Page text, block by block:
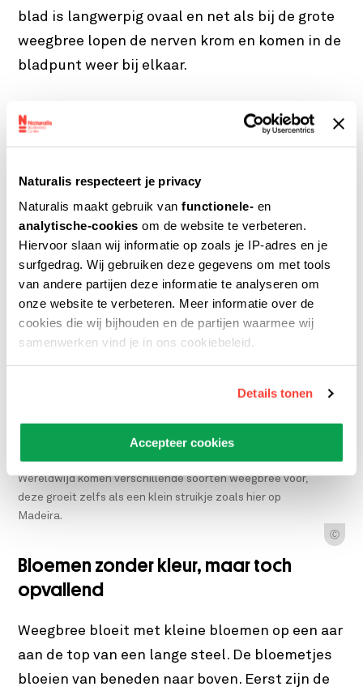
Naturalis respecteert je privacy
Naturalis maakt gebruik van functionele- en
analytische-cookies om de website te verbeteren.
Hiervoor slaan wij informatie op zoals je IP-adres en je
surfgedrag. Wij gebruiken deze gegevens om met tools
van andere partijen deze informatie te analyseren om
onze website te verbeteren. Meer informatie over de
cookies die wij bijhouden en de partijen waarmee wij
samenwerken vind je in ons cookiebeleid.
Details tonen
Accepteer cookies
blad is langwerpig ovaal en net als bij de grote
weegbree lopen de nerven krom en komen in de
bladpunt weer bij elkaar.
Getande, ruige, zand-, zee- en hertshoornweegbree.
Wereldwijd komen verschillende soorten weegbree voor,
deze groeit zelfs als een klein struikje zoals hier op
Madeira.
Ⓒ
Bloemen zonder kleur, maar toch
opvallend
Weegbree bloeit met kleine bloemen op een aar
aan de top van een lange steel. De bloemetjes
bloeien van beneden naar boven. Eerst zijn de